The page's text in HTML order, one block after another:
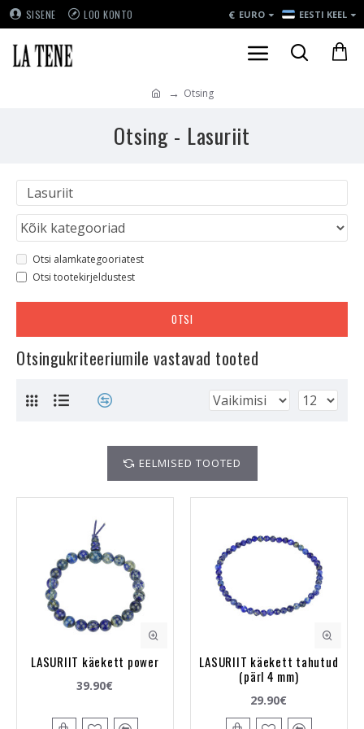
SISENE LOO KONTO € EURO EESTI KEEL
Otsing
Otsing - Lasuriit
Otsi alamkategooriatest
Otsi tootekirjeldustest
OTSI
Otsingukriteeriumile vastavad tooted
EELMISED TOOTED
LASURIIT käekett power
39.90€
LASURIIT käekett tahutud
(pärl 4 mm)
29.90€